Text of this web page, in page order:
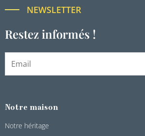
NEWSLETTER
Restez informés !
Notre maison
Notre héritage